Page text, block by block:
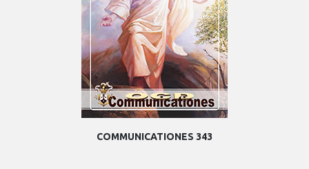
COMMUNICATIONES 343